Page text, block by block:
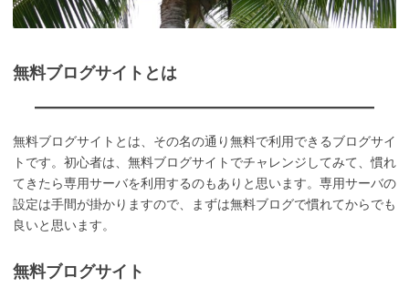
無料ブログサイトとは
無料ブログサイトとは、その名の通り無料で利用できるブログサイ
トです。初心者は、無料ブログサイトでチャレンジしてみて、慣れ
てきたら専用サーバを利用するのもありと思います。専用サーバの
設定は手間が掛かりますので、まずは無料ブログで慣れてからでも
良いと思います。
無料ブログサイト